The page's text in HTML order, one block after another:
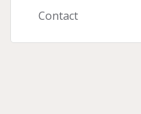
Contact